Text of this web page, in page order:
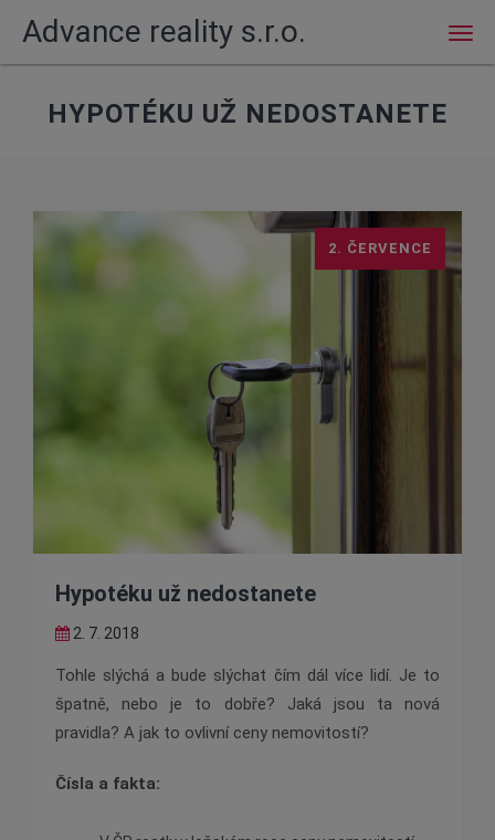
Advance reality s.r.o.
HYPOTÉKU UŽ NEDOSTANETE
Hypotéku už nedostanete
2. 7. 2018
2. ČERVENCE
Tohle slýchá a bude slýchat čím dál více lidí. Je to
špatně, nebo je to dobře? Jaká jsou ta nová
pravidla? A jak to ovlivní ceny nemovitostí?
Čísla a fakta: